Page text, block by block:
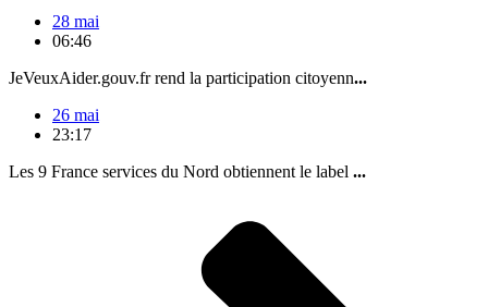
28 mai
06:46
JeVeuxAider.gouv.fr rend la participation citoyenn...
26 mai
23:17
Les 9 France services du Nord obtiennent le label ...